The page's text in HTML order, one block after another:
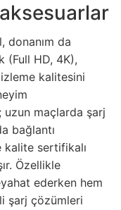
donanım da
(Full HD, 4K),
kalitesini
maçlarda şarj
bağlantı
kalite sertifikalı
Özellikle
ederken hem
şarj çözümleri